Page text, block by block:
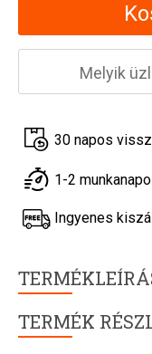
TERMÉK
Melyik
30 napos
1-2
Ingyenes